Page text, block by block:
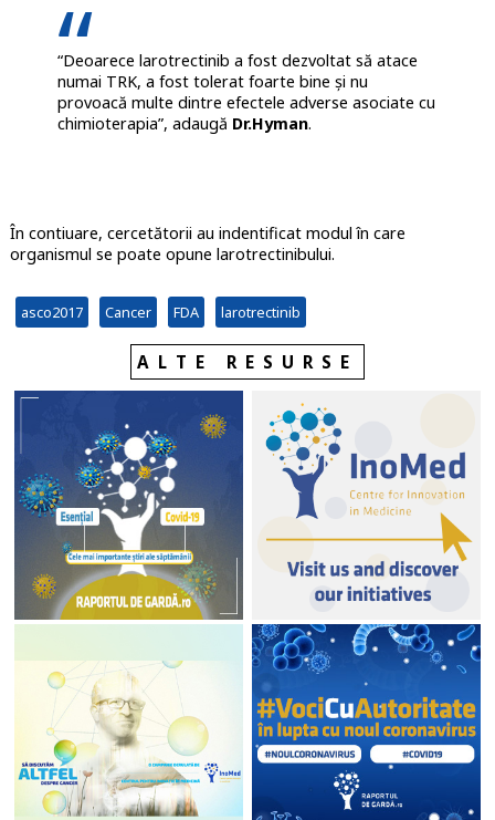
“Deoarece larotrectinib a fost dezvoltat să atace
numai TRK, a fost tolerat foarte bine și nu
provoacă multe dintre efectele adverse asociate cu
chimioterapia”, adaugă Dr.Hyman.
În contiuare, cercetătorii au indentificat modul în care
organismul se poate opune larotrectinibului.
asco2017 Cancer FDA larotrectinib
ALTE RESURSE